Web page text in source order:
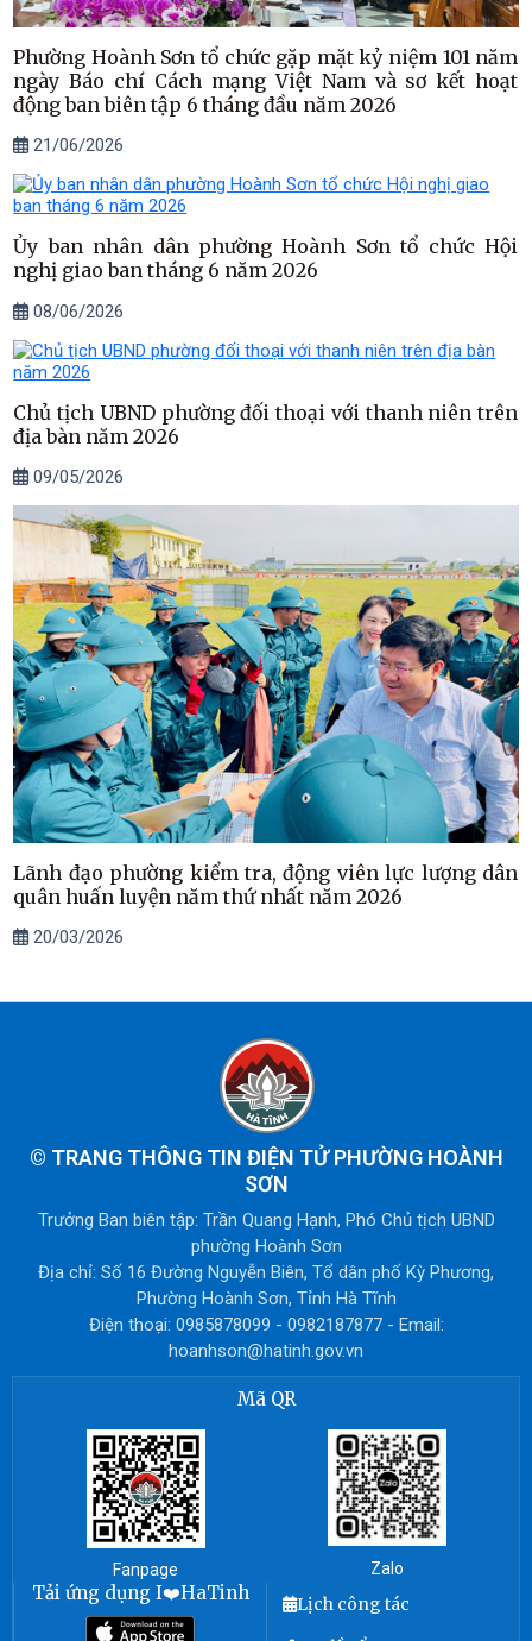
Phường Hoành Sơn tổ chức gặp mặt kỷ niệm 101 năm
ngày Báo chí Cách mạng Việt Nam và sơ kết hoạt
động ban biên tập 6 tháng đầu năm 2026
21/06/2026
Ủy ban nhân dân phường Hoành Sơn tổ chức Hội
nghị giao ban tháng 6 năm 2026
08/06/2026
Chủ tịch UBND phường đối thoại với thanh niên trên
địa bàn năm 2026
09/05/2026
Lãnh đạo phường kiểm tra, động viên lực lượng dân
quân huấn luyện năm thứ nhất năm 2026
20/03/2026
© TRANG THÔNG TIN ĐIỆN TỬ PHƯỜNG HOÀNH
SƠN
Trưởng Ban biên tập: Trần Quang Hạnh, Phó Chủ tịch UBND
phường Hoành Sơn
Địa chỉ: Số 16 Đường Nguyễn Biên, Tổ dân phố Kỳ Phương,
Phường Hoành Sơn, Tỉnh Hà Tĩnh
Điện thoại: 0985878099 - 0982187877 - Email:
hoanhson@hatinh.gov.vn
Mã QR
Fanpage Zalo
Tải ứng dụng I❤️HaTinh
Lịch công tác